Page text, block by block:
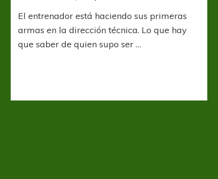
es
Mladen
Krstajić,
El entrenador está haciendo sus primeras
armas en la dirección técnica. Lo que hay
que saber de quien supo ser …